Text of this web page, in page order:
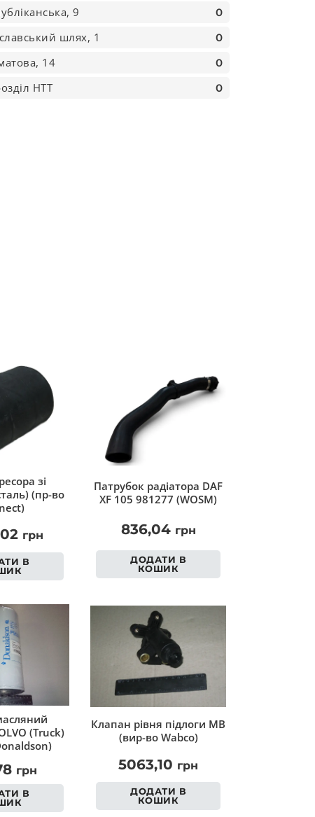
9 0
шлях, 1 0
14 0
НТТ 0
зі
(пр-во
грн
В
Патрубок радіатора DAF
XF 105 981277 (WOSM)
836,04 грн
ДОДАТИ В
КОШИК
(Truck)
грн
В
Клапан рівня підлоги MB
(вир-во Wabco)
5063,10 грн
ДОДАТИ В
КОШИК